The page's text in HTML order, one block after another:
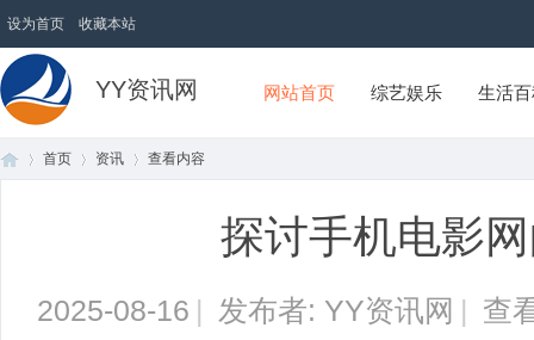
设为首页 收藏本站
YY资讯网 网站首页 综艺娱乐 生活
首页 资讯 查看内容
探讨手机电影
2025-08-16 | 发布者: YY资讯网 | 查